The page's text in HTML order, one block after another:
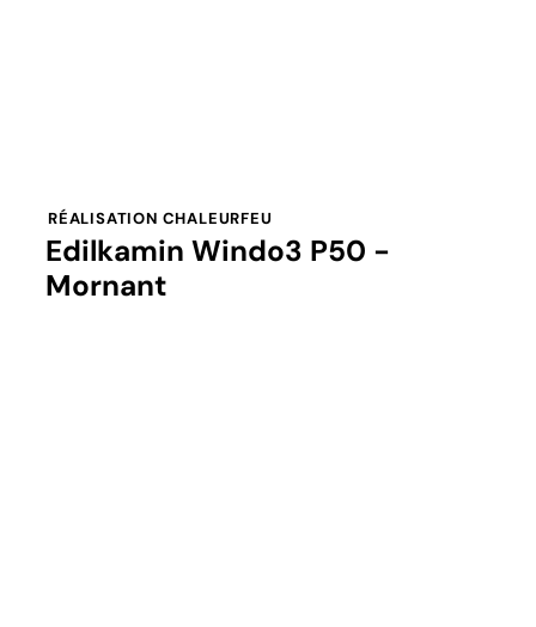
RÉALISATION CHALEURFEU
Edilkamin Windo3 P50 -
Mornant